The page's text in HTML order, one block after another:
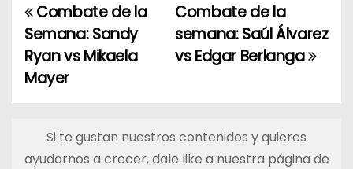
N
a
v
g
Combate de la
semana: Saúl Álvarez
vs Edgar Berlanga
Combate de la
Semana: Sandy
Ryan vs Mikaela
Mayer
Si te gustan nuestros contenidos y quieres
ayudarnos a crecer, dale like a nuestra página de